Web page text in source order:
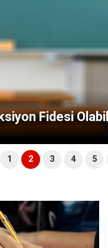
Çağrıda
1 2 3 4 5